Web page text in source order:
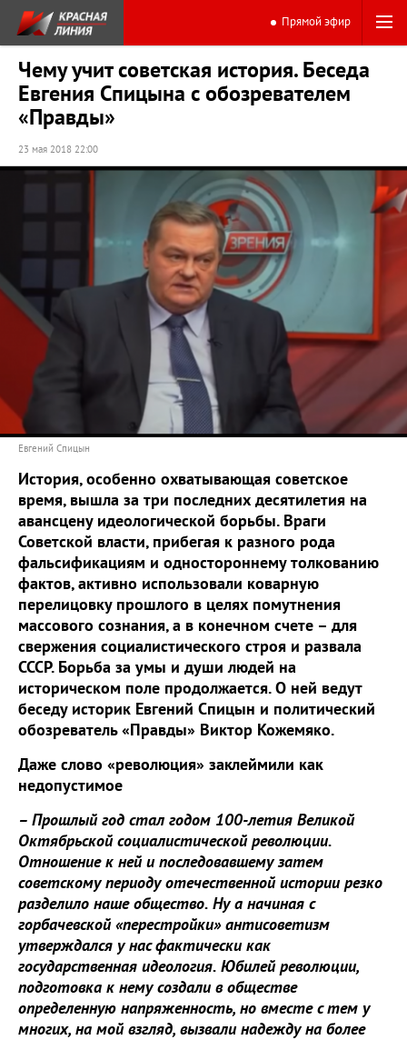
Прямой эфир
Чему учит советская история. Беседа
Евгения Спицына с обозревателем
«Правды»
23 мая 2018 22:00
Евгений Спицын
История, особенно охватывающая советское
время, вышла за три последних десятилетия на
авансцену идеологической борьбы. Враги
Советской власти, прибегая к разного рода
фальсификациям и одностороннему толкованию
фактов, активно использовали коварную
перелицовку прошлого в целях помутнения
массового сознания, а в конечном счете – для
свержения социалистического строя и развала
СССР. Борьба за умы и души людей на
историческом поле продолжается. О ней ведут
беседу историк Евгений Спицын и политический
обозреватель «Правды» Виктор Кожемяко.
Даже слово «революция» заклеймили как
недопустимое
– Прошлый год стал годом 100-летия Великой
Октябрьской социалистической революции.
Отношение к ней и последовавшему затем
советскому периоду отечественной истории резко
разделило наше общество. Ну а начиная с
горбачевской «перестройки» антисоветизм
утверждался у нас фактически как
государственная идеология. Юбилей революции,
подготовка к нему создали в обществе
определенную напряженность, но вместе с тем у
многих, на мой взгляд, вызвали надежду на более